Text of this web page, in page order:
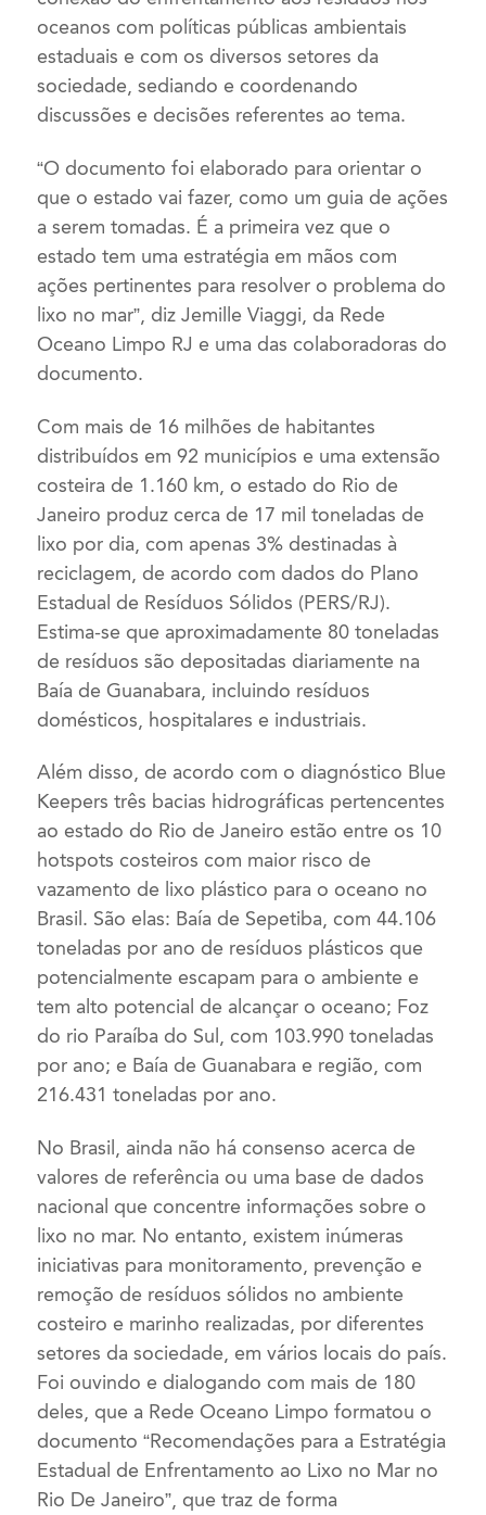
oceanos com políticas públicas ambientais
estaduais e com os diversos setores da
sociedade, sediando e coordenando
discussões e decisões referentes ao tema.
“O documento foi elaborado para orientar o
que o estado vai fazer, como um guia de ações
a serem tomadas. É a primeira vez que o
estado tem uma estratégia em mãos com
ações pertinentes para resolver o problema do
lixo no mar”, diz Jemille Viaggi, da Rede
Oceano Limpo RJ e uma das colaboradoras do
documento.
Com mais de 16 milhões de habitantes
distribuídos em 92 municípios e uma extensão
costeira de 1.160 km, o estado do Rio de
Janeiro produz cerca de 17 mil toneladas de
lixo por dia, com apenas 3% destinadas à
reciclagem, de acordo com dados do Plano
Estadual de Resíduos Sólidos (PERS/RJ).
Estima-se que aproximadamente 80 toneladas
de resíduos são depositadas diariamente na
Baía de Guanabara, incluindo resíduos
domésticos, hospitalares e industriais.
Além disso, de acordo com o diagnóstico Blue
Keepers três bacias hidrográficas pertencentes
ao estado do Rio de Janeiro estão entre os 10
hotspots costeiros com maior risco de
vazamento de lixo plástico para o oceano no
Brasil. São elas: Baía de Sepetiba, com 44.106
toneladas por ano de resíduos plásticos que
potencialmente escapam para o ambiente e
tem alto potencial de alcançar o oceano; Foz
do rio Paraíba do Sul, com 103.990 toneladas
por ano; e Baía de Guanabara e região, com
216.431 toneladas por ano.
No Brasil, ainda não há consenso acerca de
valores de referência ou uma base de dados
nacional que concentre informações sobre o
lixo no mar. No entanto, existem inúmeras
iniciativas para monitoramento, prevenção e
remoção de resíduos sólidos no ambiente
costeiro e marinho realizadas, por diferentes
setores da sociedade, em vários locais do país.
Foi ouvindo e dialogando com mais de 180
deles, que a Rede Oceano Limpo formatou o
documento “Recomendações para a Estratégia
Estadual de Enfrentamento ao Lixo no Mar no
Rio De Janeiro”, que traz de forma